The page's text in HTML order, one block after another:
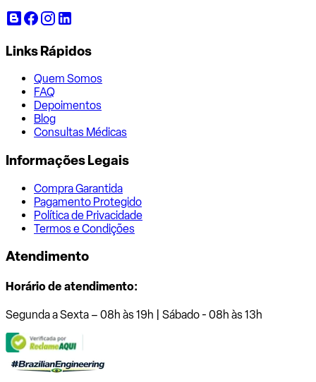
Links Rápidos
Quem Somos
FAQ
Depoimentos
Blog
Consultas Médicas
Informações Legais
Compra Garantida
Pagamento Protegido
Política de Privacidade
Termos e Condições
Atendimento
Horário de atendimento:
Segunda a Sexta – 08h às 19h | Sábado - 08h às 13h